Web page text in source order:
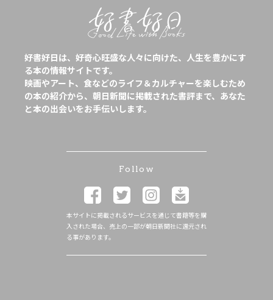
好書好日は、好奇心旺盛な人々に向けた、人生を豊かにす
る本の情報サイトです。
映画やアート、食などのライフ＆カルチャーを楽しむため
の本の紹介から、朝日新聞に掲載された書評まで、あなた
と本の出会いをお手伝いします。
Follow
本サイトに掲載されるサービスを通じて書籍等を購
入された場合、売上の一部が朝日新聞社に還元され
る事があります。